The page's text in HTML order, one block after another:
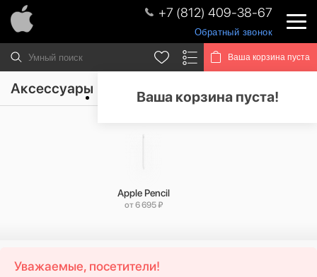
+7 (812) 409-38-67
Обратный звонок
Ваша корзина пуста
Ваша корзина пуста!
Аксессуары
Apple Pencil
от 6 695 ₽
Уважаемые, посетители!